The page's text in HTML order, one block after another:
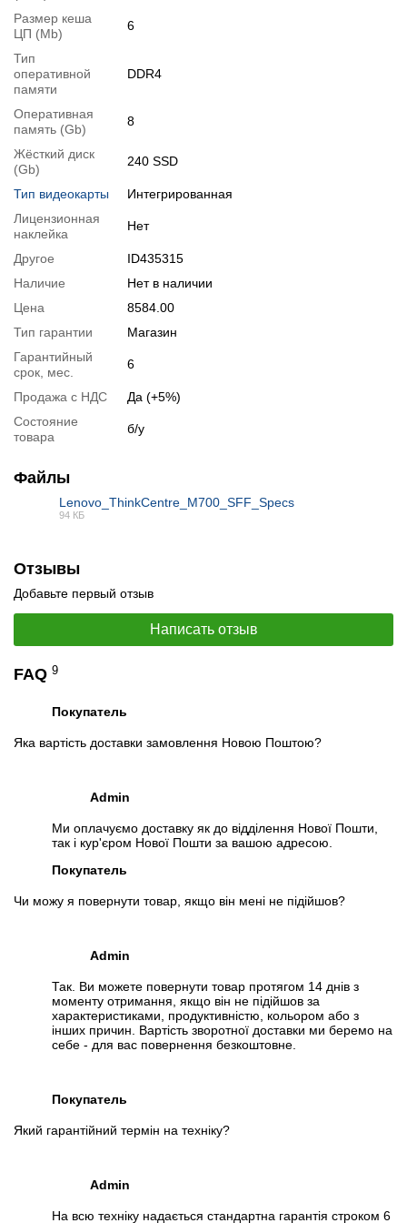
Спецификация, тесты и технические отчеты
Спецификация процессора:
Тестирование процессора:
Отслеживать в Instagram
Отслеживать на Facebook
Размер кеша
ЦП (Mb)
6
Тип
оперативной
памяти
DDR4
Оперативная
память (Gb)
8
Жёсткий диск
(Gb)
240 SSD
Тип видеокарты
Интегрированная
Лицензионная
наклейка
Нет
Другое
ID435315
Наличие
Нет в наличии
Цена
8584.00
Тип гарантии
Магазин
Гарантийный
срок, мес.
6
Продажа с НДС
Да (+5%)
Состояние
товара
б/у
Файлы
Lenovo_ThinkCentre_M700_SFF_Specs
94 КБ
Отзывы
Добавьте первый отзыв
Написать отзыв
FAQ 9
Покупатель
Яка вартість доставки замовлення Новою Поштою?
Admin
Ми оплачуємо доставку як до відділення Нової Пошти,
так і кур'єром Нової Пошти за вашою адресою.
Покупатель
Чи можу я повернути товар, якщо він мені не підійшов?
Admin
Так. Ви можете повернути товар протягом 14 днів з
моменту отримання, якщо він не підійшов за
характеристиками, продуктивністю, кольором або з
інших причин. Вартість зворотної доставки ми беремо на
себе - для вас повернення безкоштовне.
Покупатель
Який гарантійний термін на техніку?
Admin
На всю техніку надається стандартна гарантія строком 6